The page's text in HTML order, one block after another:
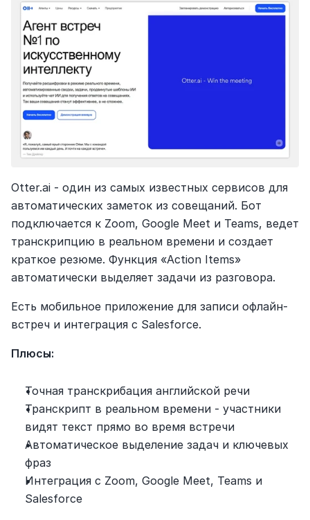
Otter.ai - один из самых известных сервисов для
автоматических заметок из совещаний. Бот
подключается к Zoom, Google Meet и Teams, ведет
транскрипцию в реальном времени и создает
краткое резюме. Функция «Action Items»
автоматически выделяет задачи из разговора.
Есть мобильное приложение для записи офлайн-
встреч и интеграция с Salesforce.
Плюсы:
Точная транскрибация английской речи
Транскрипт в реальном времени - участники
видят текст прямо во время встречи
Автоматическое выделение задач и ключевых
фраз
Интеграция с Zoom, Google Meet, Teams и
Salesforce